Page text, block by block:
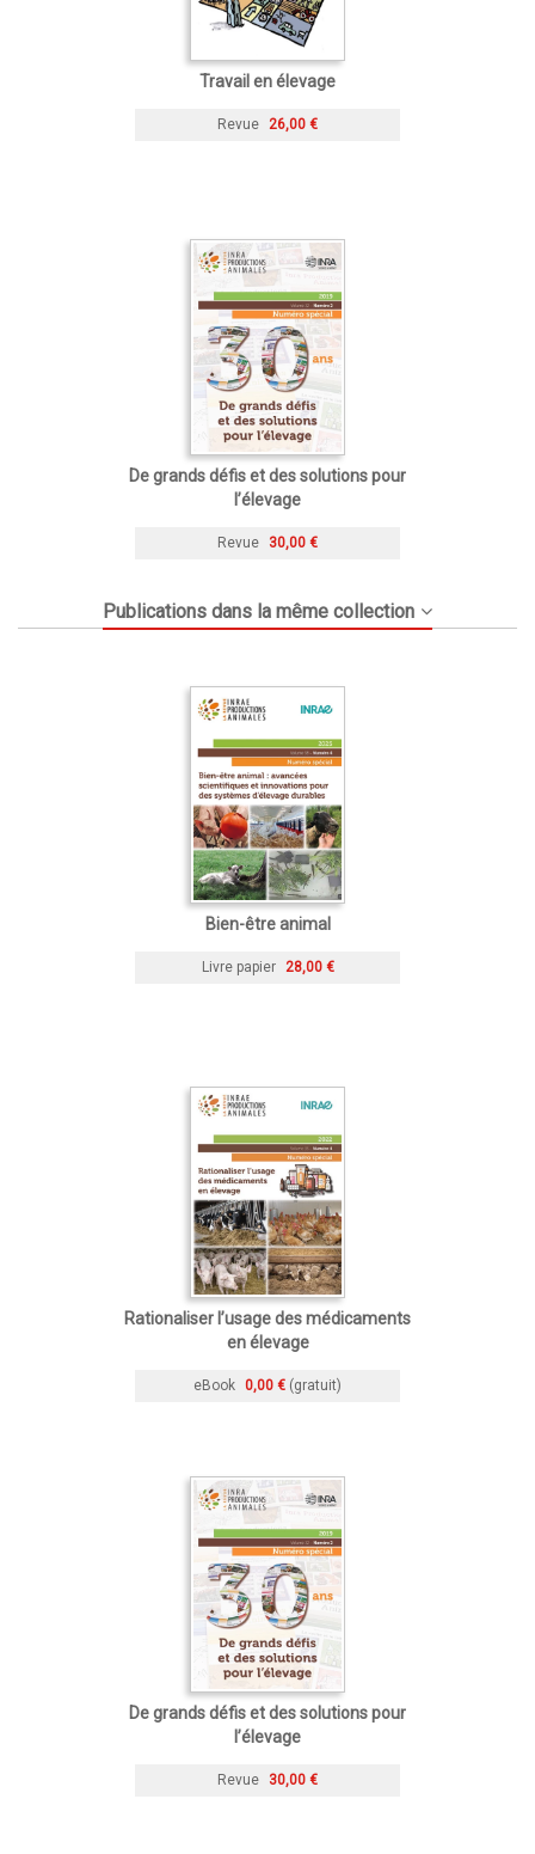
Travail en élevage
Revue 26,00 €
De grands défis et des solutions pour
l’élevage
Revue 30,00 €
Publications dans la même collection
Bien-être animal
Livre papier 28,00 €
Rationaliser l’usage des médicaments
en élevage
eBook 0,00 € (gratuit)
De grands défis et des solutions pour
l’élevage
Revue 30,00 €